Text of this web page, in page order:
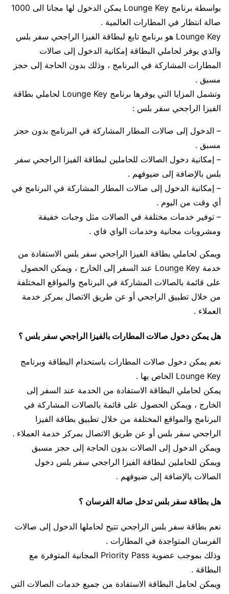
بواسطة برنامج Lounge Key يمكن الدخول لها مجانا الى 1000
صالة انتظار في المطارات العالمية .
Lounge Key هو برنامج تابع لبطاقة الفيزا الراجحي سفر بلس
والذي يوفر لحاملي البطاقة إمكانية الدخول إلى صالات
المطارات المشاركة في البرنامج ، وذلك بدون الحاجة إلى حجز
مسبق .
وتشمل المزايا التي يوفرها برنامج Lounge Key لحاملي بطاقة
الفيزا الراجحي سفر بلس :
– الدخول إلى صالات المطار المشاركة في البرنامج بدون حجز
مسبق .
– إمكانية دخول الصالات للحاملين لبطاقة الفيزا الراجحي سفر
بلس بالإضافة إلى ضيوفهم .
– إمكانية الدخول إلى صالات المطار المشاركة في البرنامج في
أي وقت من اليوم .
– توفير خدمات مختلفة في الصالات مثل وجبات خفيفة
ومشروبات مجانية وخدمات الواي فاي .
ويمكن لحاملي بطاقة الفيزا الراجحي سفر بلس الاستفادة من
خدمة Lounge Key عند السفر إلى الخارج ، ويمكن الحصول
على قائمة بالصالات المشاركة في البرنامج والمواقع المختلفة
من خلال تطبيق الراجحي أو عن طريق الاتصال بمركز خدمة
العملاء .
هل يمكن دخول صالات المطارات بالفيزا الراجحي سفر بلس ؟
نعم يمكن دخول صالات المطارات باستخدام البطاقة وبرنامج
Lounge Key الخاص بها .
يمكن لحاملي البطاقة الاستفادة من الخدمة عند السفر إلى
الخارج ، ويمكن الحصول على قائمة بالصالات المشاركة في
البرنامج والمواقع المختلفة من خلال تطبيق بطاقة الفيزا
الراجحي سفر بلس أو عن طريق الاتصال بمركز خدمة العملاء .
ويمكن الدخول إلى الصالات بدون الحاجة إلى حجز مسبق
ويمكن للحاملين لبطاقة الفيزا الراجحي سفر بلس دخول
الصالات بالإضافة إلى ضيوفهم .
هل بطاقة سفر بلس تدخل صالة الفرسان ؟
نعم بطاقة سفر بلس الراجحي تتيح لحاملها الدخول إلى صالات
الفرسان المتواجدة في المطارات .
وذلك بموجب عضوية Priority Pass المجانية المتوفرة مع
البطاقة .
ويمكن لحامل البطاقة الاستفادة من جميع خدمات الصالات التي